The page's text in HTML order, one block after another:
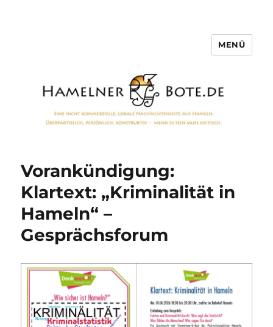
MENÜ
Vorankündigung:
Klartext: „Kriminalität in
Hameln“ –
Gesprächsforum